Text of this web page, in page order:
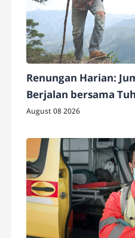
Renungan Harian:
Berjalan bersama
August 08 2026